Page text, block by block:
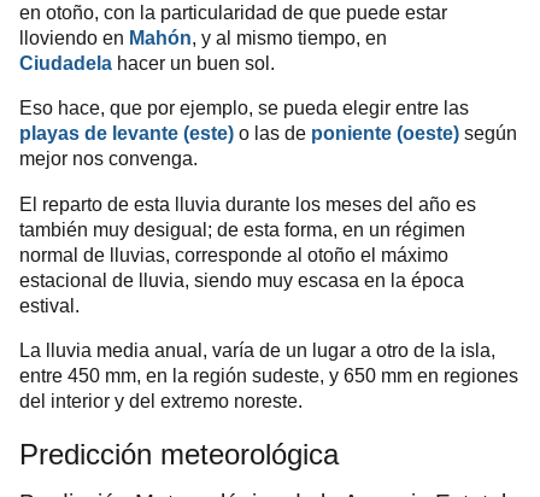
en otoño, con la particularidad de que puede estar
lloviendo en Mahón, y al mismo tiempo, en
Ciudadela hacer un buen sol.
Eso hace, que por ejemplo, se pueda elegir entre las
playas de levante (este) o las de poniente (oeste) según
mejor nos convenga.
El reparto de esta lluvia durante los meses del año es
también muy desigual; de esta forma, en un régimen
normal de lluvias, corresponde al otoño el máximo
estacional de lluvia, siendo muy escasa en la época
estival.
La lluvia media anual, varía de un lugar a otro de la isla,
entre 450 mm, en la región sudeste, y 650 mm en regiones
del interior y del extremo noreste.
Predicción meteorológica